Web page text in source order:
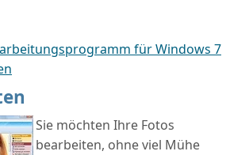
für Windows 7
Sie möchten Ihre Fotos
bearbeiten, ohne viel Mühe